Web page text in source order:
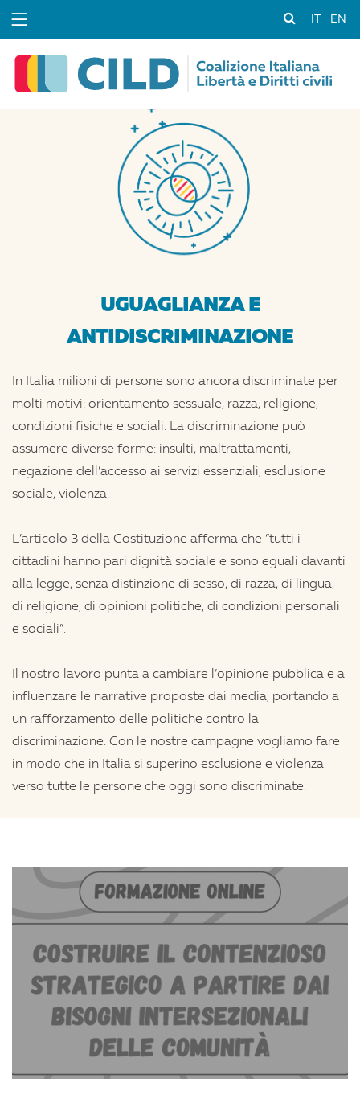
EN
UGUAGLIANZA E
ANTIDISCRIMINAZIONE
In Italia milioni di persone sono ancora discriminate per
molti motivi: orientamento sessuale, razza, religione,
condizioni fisiche e sociali. La discriminazione può
assumere diverse forme: insulti, maltrattamenti,
negazione dell’accesso ai servizi essenziali, esclusione
sociale, violenza.
L’articolo 3 della Costituzione afferma che “tutti i
cittadini hanno pari dignità sociale e sono eguali davanti
alla legge, senza distinzione di sesso, di razza, di lingua,
di religione, di opinioni politiche, di condizioni personali
e sociali”.
Il nostro lavoro punta a cambiare l’opinione pubblica e a
influenzare le narrative proposte dai media, portando a
un rafforzamento delle politiche contro la
discriminazione. Con le nostre campagne vogliamo fare
in modo che in Italia si superino esclusione e violenza
verso tutte le persone che oggi sono discriminate.